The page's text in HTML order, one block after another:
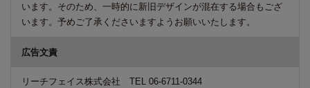
います。そのため、一時的に新旧デザインが混在する場合もござ
います。予めご了承くださいますようお願いいたします。
広告文責
リーチフェイス株式会社 TEL 06-6711-0344